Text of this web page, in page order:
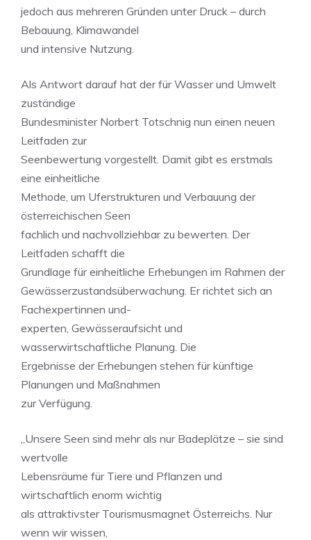
jedoch aus mehreren Gründen unter Druck – durch
Bebauung, Klimawandel
und intensive Nutzung.
Als Antwort darauf hat der für Wasser und Umwelt
zuständige
Bundesminister Norbert Totschnig nun einen neuen
Leitfaden zur
Seenbewertung vorgestellt. Damit gibt es erstmals
eine einheitliche
Methode, um Uferstrukturen und Verbauung der
österreichischen Seen
fachlich und nachvollziehbar zu bewerten. Der
Leitfaden schafft die
Grundlage für einheitliche Erhebungen im Rahmen der
Gewässerzustandsüberwachung. Er richtet sich an
Fachexpertinnen und-
experten, Gewässeraufsicht und
wasserwirtschaftliche Planung. Die
Ergebnisse der Erhebungen stehen für künftige
Planungen und Maßnahmen
zur Verfügung.
„Unsere Seen sind mehr als nur Badeplätze – sie sind
wertvolle
Lebensräume für Tiere und Pflanzen und
wirtschaftlich enorm wichtig
als attraktivster Tourismusmagnet Österreichs. Nur
wenn wir wissen,